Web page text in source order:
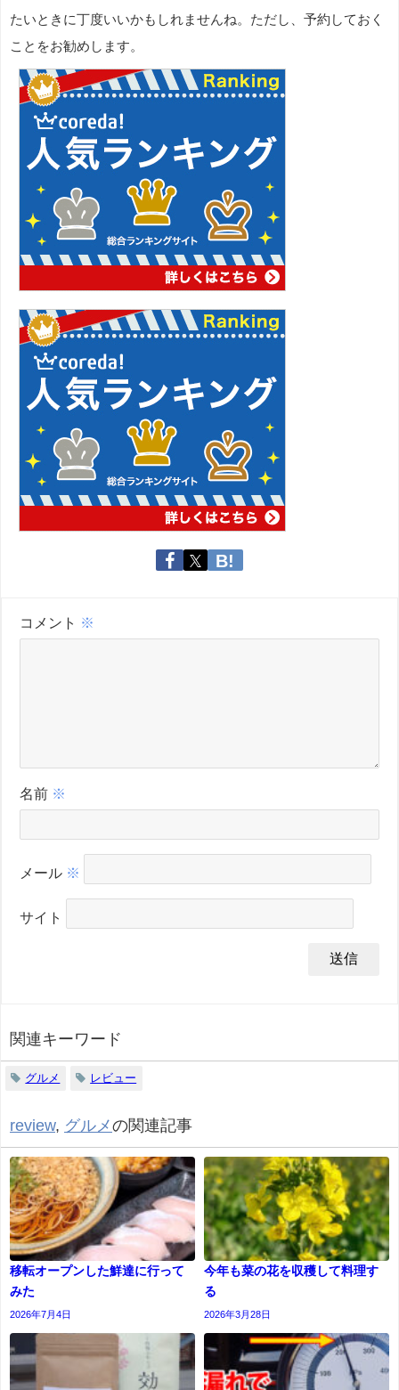
たいときに丁度いいかもしれませんね。ただし、予約しておく
ことをお勧めします。
コメント ※
名前 ※
メール ※
サイト
関連キーワード
グルメ レビュー
review, グルメの関連記事
移転オープンした鮮達に行って
みた
2026年7月4日
今年も菜の花を収穫して料理す
る
2026年3月28日